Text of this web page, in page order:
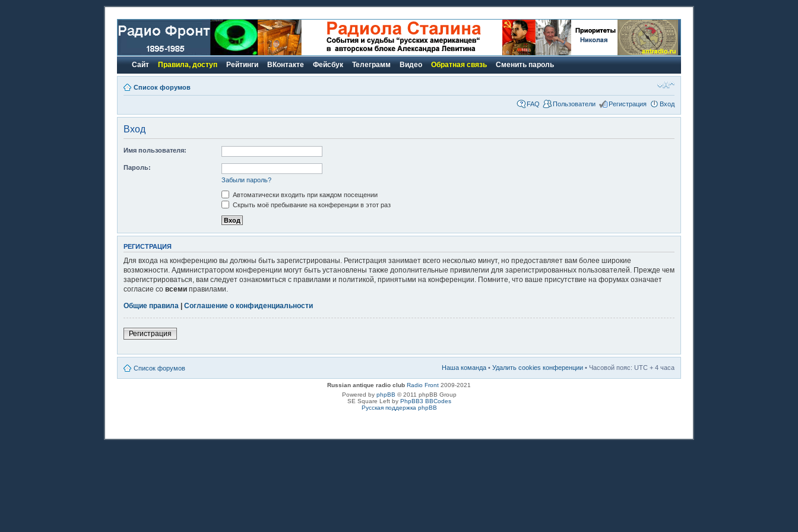
Сайт Правила, доступ Рейтинги ВКонтакте Фейсбук Телеграмм Видео Обратная связь Сменить пароль
Список форумов
FAQ Пользователи Регистрация Вход
Вход
Имя пользователя:
Пароль:
Забыли пароль?
Автоматически входить при каждом посещении
Скрыть моё пребывание на конференции в этот раз
РЕГИСТРАЦИЯ
Для входа на конференцию вы должны быть зарегистрированы. Регистрация занимает всего несколько минут, но предоставляет вам более широкие
возможности. Администратором конференции могут быть установлены также дополнительные привилегии для зарегистрированных пользователей. Прежде чем
зарегистрироваться, вам следует ознакомиться с правилами и политикой, принятыми на конференции. Помните, что ваше присутствие на форумах означает
согласие со всеми правилами.
Общие правила | Соглашение о конфиденциальности
Регистрация
Список форумов Наша команда • Удалить cookies конференции • Часовой пояс: UTC + 4 часа
Russian antique radio club Radio Front 2009-2021
Powered by phpBB © 2011 phpBB Group
SE Square Left by PhpBB3 BBCodes
Русская поддержка phpBB